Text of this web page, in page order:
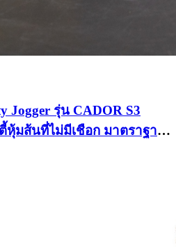
Jogger รุ่น CADOR S3
หุ้มส้นที่ไม่มีเชือก มาตราฐาน